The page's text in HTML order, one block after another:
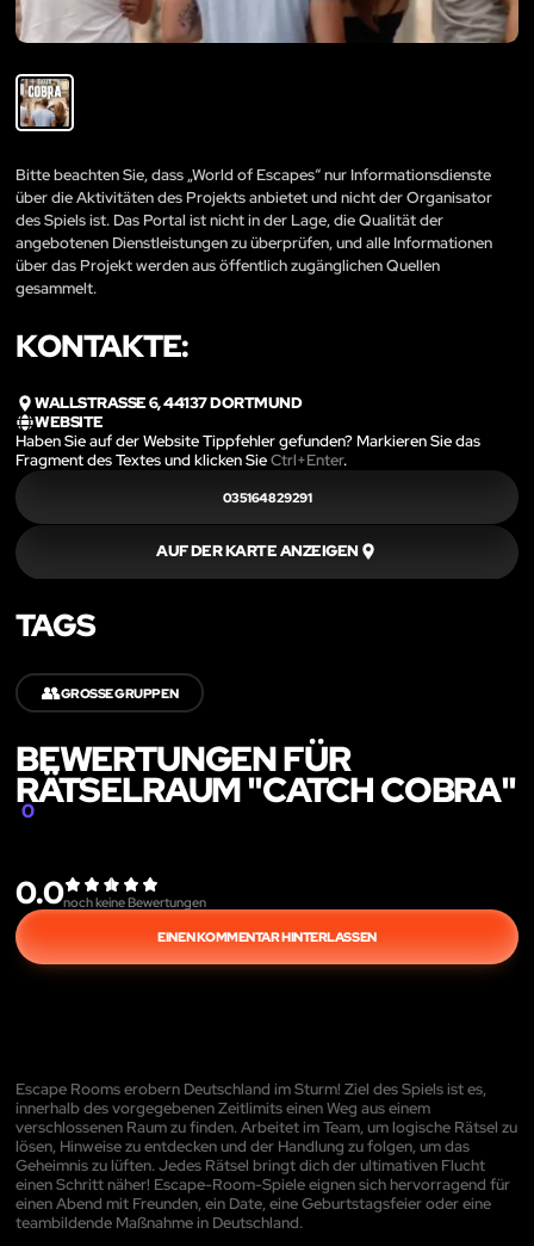
Bitte beachten Sie, dass „World of Escapes“ nur Informationsdienste
über die Aktivitäten des Projekts anbietet und nicht der Organisator
des Spiels ist. Das Portal ist nicht in der Lage, die Qualität der
angebotenen Dienstleistungen zu überprüfen, und alle Informationen
über das Projekt werden aus öffentlich zugänglichen Quellen
gesammelt.
KONTAKTE:
WALLSTRASSE 6, 44137 DORTMUND
WEBSITE
Haben Sie auf der Website Tippfehler gefunden? Markieren Sie das
Fragment des Textes und klicken SieCtrl+Enter.
035164829291
AUF DER KARTE ANZEIGEN
TAGS
👥GROSSE GRUPPEN
BEWERTUNGEN FÜR
RÄTSELRAUM "CATCH COBRA"
0
0.0noch keine Bewertungen
EINEN KOMMENTAR HINTERLASSEN
Escape Rooms erobern Deutschland im Sturm! Ziel des Spiels ist es,
innerhalb des vorgegebenen Zeitlimits einen Weg aus einem
verschlossenen Raum zu finden. Arbeitet im Team, um logische Rätsel zu
lösen, Hinweise zu entdecken und der Handlung zu folgen, um das
Geheimnis zu lüften. Jedes Rätsel bringt dich der ultimativen Flucht
einen Schritt näher! Escape-Room-Spiele eignen sich hervorragend für
einen Abend mit Freunden, ein Date, eine Geburtstagsfeier oder eine
teambildende Maßnahme in Deutschland.